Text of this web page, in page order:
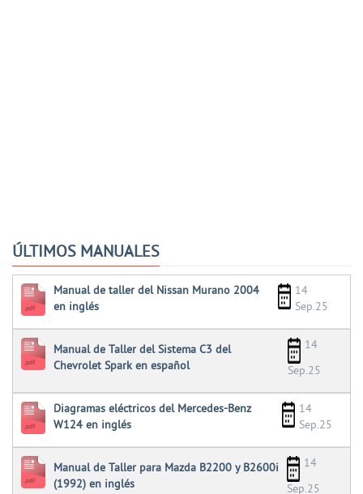
ÚLTIMOS MANUALES
Manual de taller del Nissan Murano 2004
en inglés
14
Sep.25
Manual de Taller del Sistema C3 del
Chevrolet Spark en español
14
Sep.25
Diagramas eléctricos del Mercedes-Benz
W124 en inglés
14
Sep.25
Manual de Taller para Mazda B2200 y B2600i
(1992) en inglés
14
Sep.25